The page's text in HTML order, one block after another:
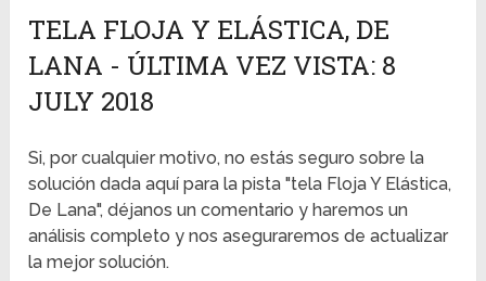
TELA FLOJA Y ELÁSTICA, DE
LANA - ÚLTIMA VEZ VISTA: 8
JULY 2018
Si, por cualquier motivo, no estás seguro sobre la
solución dada aquí para la pista "tela Floja Y Elástica,
De Lana", déjanos un comentario y haremos un
análisis completo y nos aseguraremos de actualizar
la mejor solución.